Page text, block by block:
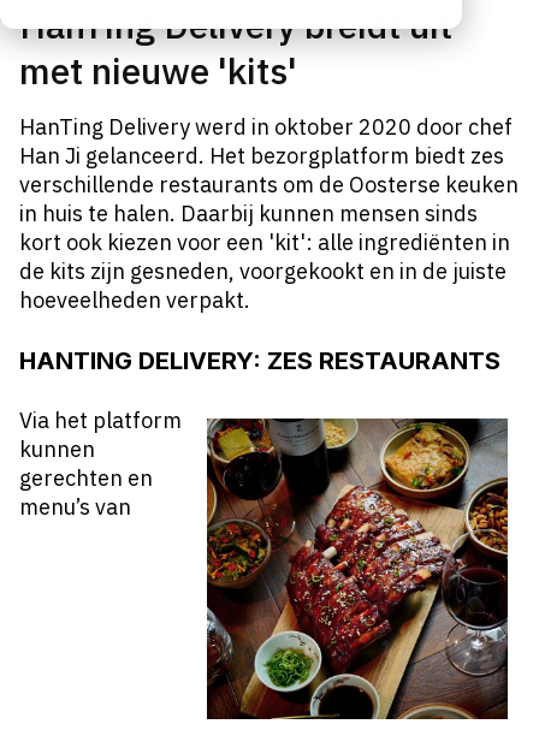
HanTing Delivery breidt uit
met nieuwe 'kits'
HanTing Delivery werd in oktober 2020 door chef
Han Ji gelanceerd. Het bezorgplatform biedt zes
verschillende restaurants om de Oosterse keuken
in huis te halen. Daarbij kunnen mensen sinds
kort ook kiezen voor een 'kit': alle ingrediënten in
de kits zijn gesneden, voorgekookt en in de juiste
hoeveelheden verpakt.
HANTING DELIVERY: ZES RESTAURANTS
Via het platform
kunnen
gerechten en
menu’s van